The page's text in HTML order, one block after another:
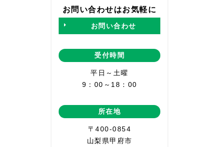
お問い合わせはお気軽に
お問い合わせ
受付時間
平日～土曜
9：00～18：00
所在地
〒400-0854
山梨県甲府市